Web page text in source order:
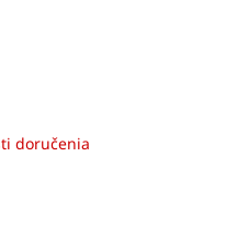
doručenia